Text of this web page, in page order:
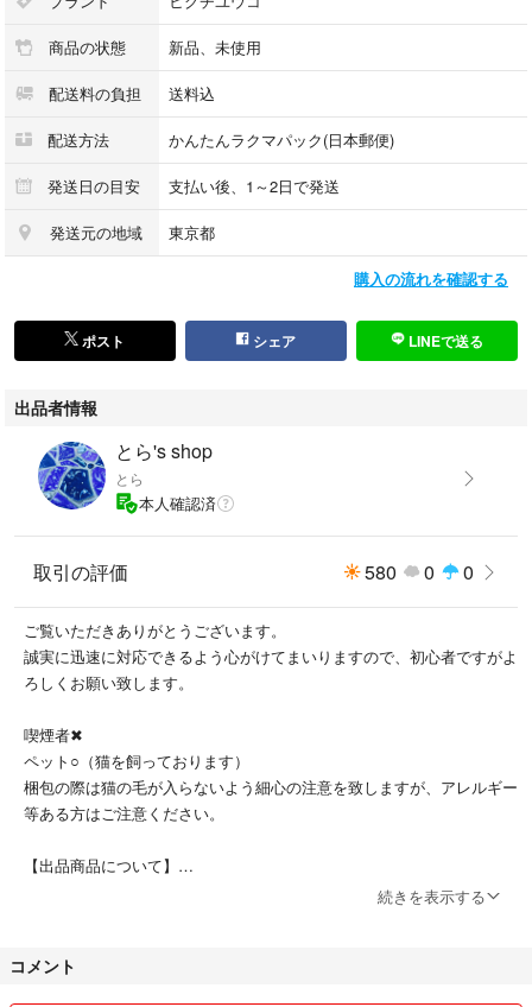
・ラクマパック
ご質問などがございましたら、コメントお願い致します(^-^)
ヒグチユウコ トムとジェリー カートゥーンカーニバル 渋谷 クリアフ
ァイル ラフォーレミュージアム原宿 ボリス ニャンコ
商品の状態 新品、未使用
配送料の負担 送料込
配送方法 かんたんラクマパック(日本郵便)
発送日の目安 支払い後、1～2日で発送
発送元の地域 東京都
購入の流れを確認する
ポスト シェア LINEで送る
出品者情報
とら's shop
とら
本人確認済
取引の評価 580 0 0
ご覧いただきありがとうございます。
誠実に迅速に対応できるよう心がけてまいりますので、初心者ですがよ
ろしくお願い致します。
喫煙者✖︎
ペット○（猫を飼っております）
梱包の際は猫の毛が入らないよう細心の注意を致しますが、アレルギー
等ある方はご注意ください。
【出品商品について】
・ご購入の申請をお願いしているものもございます。それ以外ではコメ
・専用ページを作ることは可能ですが、初心者ですので、お待たせして
続きを表示する
コメント